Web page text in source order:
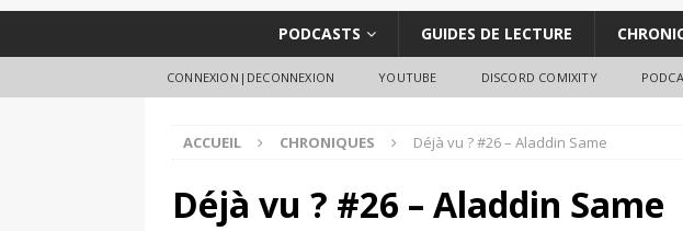
PODCASTS GUIDES DE LECTURE
CONNEXION|DECONNEXION YOUTUBE DISCORD COMIXITY
ACCUEIL CHRONIQUES Déjà vu ? #26 – Aladdin Same
Déjà vu ? #26 – Aladdin Same